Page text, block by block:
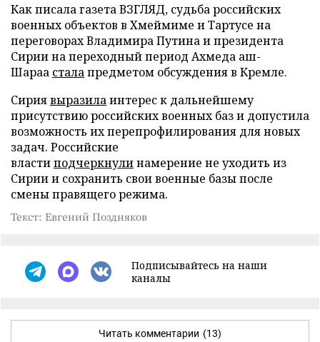
Как писала газета ВЗГЛЯД, судьба российских
военных объектов в Хмеймиме и Тартусе на
переговорах Владимира Путина и президента
Сирии на переходный период Ахмеда аш-
Шараа сталапредметом обсуждения в Кремле.
Сириявыразилаинтерес к дальнейшему
присутствию российских военных баз и допустила
возможность их перепрофилирования для новых
задач. Российские
властиподчеркнулинамерение не уходить из
Сирии и сохранить свои военные базы после
смены правящего режима.
Текст: Евгений Поздняков
Подписывайтесь на наши
каналы
Читать комментарии (13)